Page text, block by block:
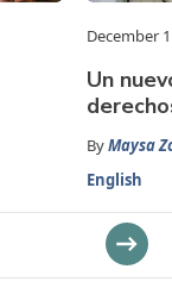
December
Un
ByMaysa
English